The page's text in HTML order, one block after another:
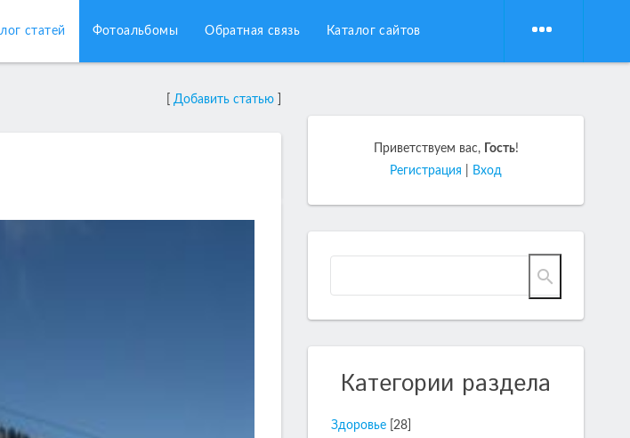
статей Фотоальбомы Обратная связь Каталог сайтов
Добавить статью
Приветствуем вас, Гость!
Регистрация
Вход
Категории раздела
Здоровье [28]